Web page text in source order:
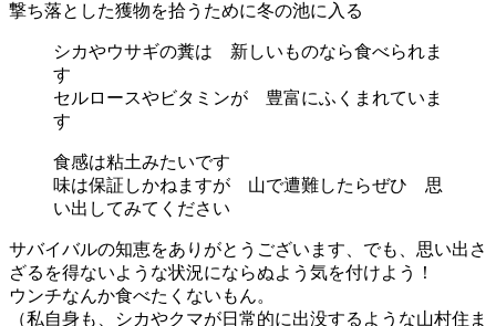
撃ち落とした獲物を拾うために冬の池に入る
シカやウサギの糞は 新しいものなら食べられま
す
セルロースやビタミンが 豊富にふくまれていま
す
食感は粘土みたいです
味は保証しかねますが 山で遭難したらぜひ 思
い出してみてください
サバイバルの知恵をありがとうございます、でも、思い出さ
ざるを得ないような状況にならぬよう気を付けよう！
ウンチなんか食べたくないもん。
（私自身も、シカやクマが日常的に出没するような山村住ま